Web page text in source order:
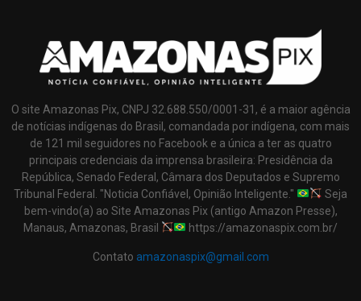
O site Amazonas Pix, CNPJ 32.688.550/0001-31, é a maior agência
de notícias indígenas do Brasil, comandada por indígena, com mais
de 121 mil seguidores no Facebook e a única a ter as quatro
principais credenciais da imprensa brasileira: Presidência da
República, Senado Federal, Câmara dos Deputados e Supremo
Tribunal Federal. "Noticia Confiável, Opinião Inteligente."
Seja
bem-vindo(a) ao Site Amazonas Pix (antigo Amazon Presse),
Manaus, Amazonas, Brasil
https://amazonaspix.com.br/
Contato amazonaspix@gmail.com